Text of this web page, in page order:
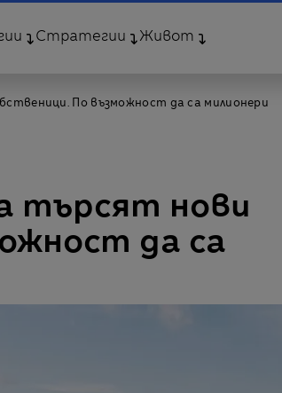
Стратегии Живот
По възможност да са милионери
търсят нови
да са